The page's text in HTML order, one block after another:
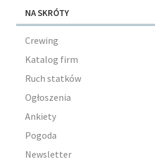
NA SKRÓTY
Crewing
Katalog firm
Ruch statków
Ogłoszenia
Ankiety
Pogoda
Newsletter